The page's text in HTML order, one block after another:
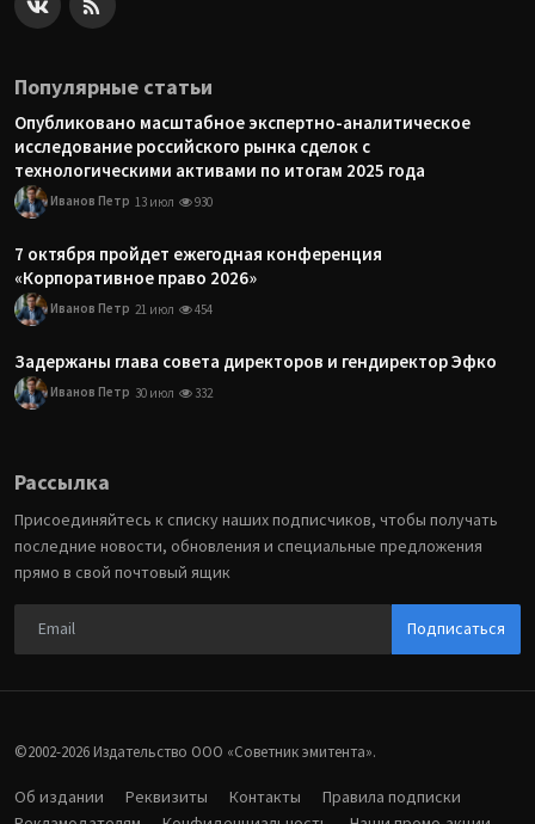
Популярные статьи
Опубликовано масштабное экспертно-аналитическое
исследование российского рынка сделок с
технологическими активами по итогам 2025 года
Иванов Петр 13 июл 930
7 октября пройдет ежегодная конференция
«Корпоративное право 2026»
Иванов Петр 21 июл 454
Задержаны глава совета директоров и гендиректор Эфко
Иванов Петр 30 июл 332
Рассылка
Присоединяйтесь к списку наших подписчиков, чтобы получать
последние новости, обновления и специальные предложения
прямо в свой почтовый ящик
Подписаться
©2002-2026 Издательство ООО «‎Советник эмитента».
Об издании Реквизиты Контакты
Правила подписки